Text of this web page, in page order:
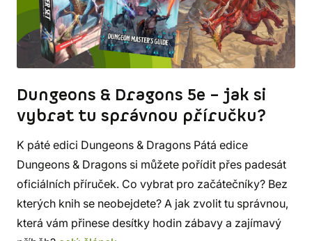
Dungeons & Dragons 5e – jak si
vybrat tu správnou příručku?
K páté edici Dungeons & Dragons Pátá edice
Dungeons & Dragons si můžete pořídit přes padesát
oficiálních příruček. Co vybrat pro začátečníky? Bez
kterých knih se neobejdete? A jak zvolit tu správnou,
která vám přinese desítky hodin zábavy a zajímavý